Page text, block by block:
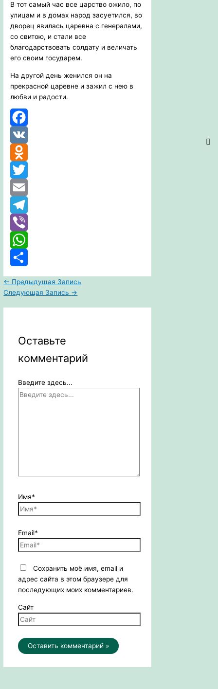
В тот самый час все царство ожило, по
улицам и в домах народ засуетился, во
дворец явилась царевна с генералами,
со свитою, и стали все
благодарствовать солдату и величать
его своим государем.
На другой день женился он на
прекрасной царевне и зажил с нею в
любви и радости.
Facebook
VK
Odnoklassniki
Twitter
Email
Telegram
Viber
WhatsApp
Отправить
← Предыдущая Запись
Следующая Запись →
Оставьте
комментарий
Введите здесь...
Имя*
Email*
Сохранить моё имя, email и
адрес сайта в этом браузере для
последующих моих комментариев.
Сайт